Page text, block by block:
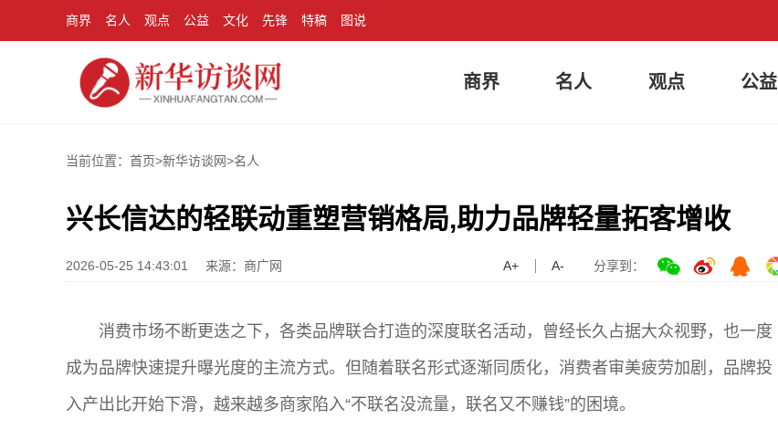
商界 名人 观点 公益 文化 先锋 特稿 图说
商界 名人 观点 公益
当前位置：首页>新华访谈网>名人
兴长信达的轻联动重塑营销格局,助力品牌轻量拓客增收
2026-05-25 14:43:01 来源：商广网 分享到：
A+ A-
消费市场不断更迭之下，各类品牌联合打造的深度联名活动，曾经长久占据大众视野，也一度
成为品牌快速提升曝光度的主流方式。但随着联名形式逐渐同质化，消费者审美疲劳加剧，品牌投
入产出比开始下滑，越来越多商家陷入“不联名没流量，联名又不赚钱”的困境。